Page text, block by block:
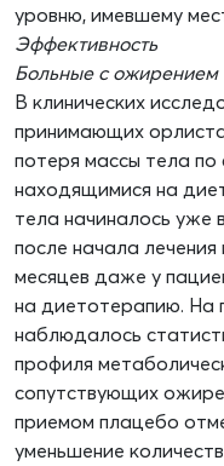
уровню, имевшему
Эффективность
Больные с ожирением
В клинических
принимающих
потеря массы тела
находящимися на
тела начиналось уже
после начала
месяцев даже у
на диетотерапию. На
наблюдалось
профиля
сопутствующих
приемом плацебо
уменьшение